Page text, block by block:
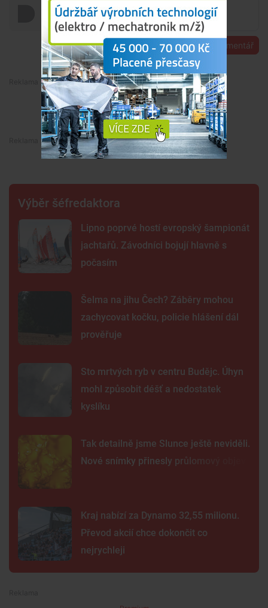
Přidat komentář
Premium
Premium
Výběr šéfredaktora
Lipno poprvé hostí evropský šampionát
jachtařů. Závodníci bojují hlavně s
počasím
Šelma na jihu Čech? Záběry mohou
zachycovat kočku, policie hlášení dál
prověřuje
Sto mrtvých ryb v centru Budějc. Úhyn
mohl způsobit déšť a nedostatek
kyslíku
Tak detailně jsme Slunce ještě neviděli.
Nové snímky přinesly průlomový objev
Kraj nabízí za Dynamo 32,55 milionu.
Převod akcií chce dokončit co
nejrychleji